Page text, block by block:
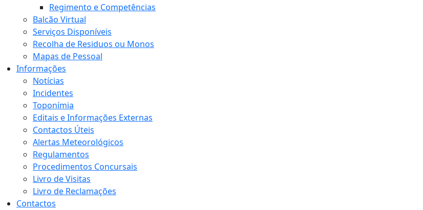
Regimento e Competências
Balcão Virtual
Serviços Disponíveis
Recolha de Residuos ou Monos
Mapas de Pessoal
Informações
Notícias
Incidentes
Toponímia
Editais e Informações Externas
Contactos Úteis
Alertas Meteorológicos
Regulamentos
Procedimentos Concursais
Livro de Visitas
Livro de Reclamações
Contactos